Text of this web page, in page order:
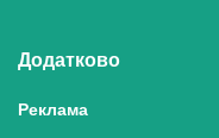
Додатково
Реклама